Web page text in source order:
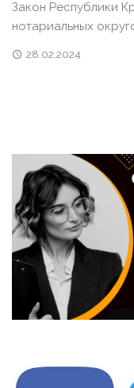
Закон Республики
нотариальных
28.02.2024